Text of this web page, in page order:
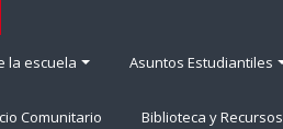
la escuela Asuntos Estudiantiles
Comunitario Biblioteca y Recursos